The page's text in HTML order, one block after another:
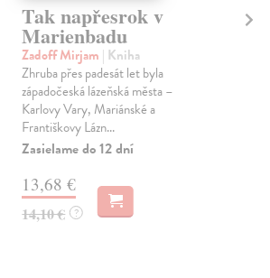
Tak napřesrok v
Marienbadu
Zadoff Mirjam | Kniha
Zhruba přes padesát let byla
západočeská lázeňská města –
Karlovy Vary, Mariánské a
Františkovy Lázn...
Zasielame do 12 dní
13,68 €
14,10 € ?